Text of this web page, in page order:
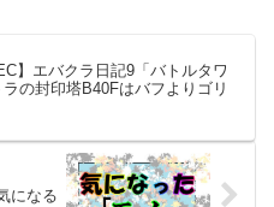
】エバクラ日記9「バトルタワ
の封印塔B40Fはバフよりゴリ
になる